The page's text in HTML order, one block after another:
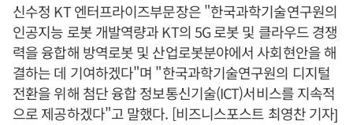
신수정 KT 엔터프라이즈부문장은 "한국과학기술연구원의
인공지능 로봇 개발역량과 KT의 5G 로봇 및 클라우드 경쟁
력을 융합해 방역로봇 및 산업로봇분야에서 사회현안을 해
결하는 데 기여하겠다"며 "한국과학기술연구원의 디지털
전환을 위해 첨단 융합 정보통신기술(ICT)서비스를 지속적
으로 제공하겠다"고 말했다. [비즈니스포스트 최영찬 기자]